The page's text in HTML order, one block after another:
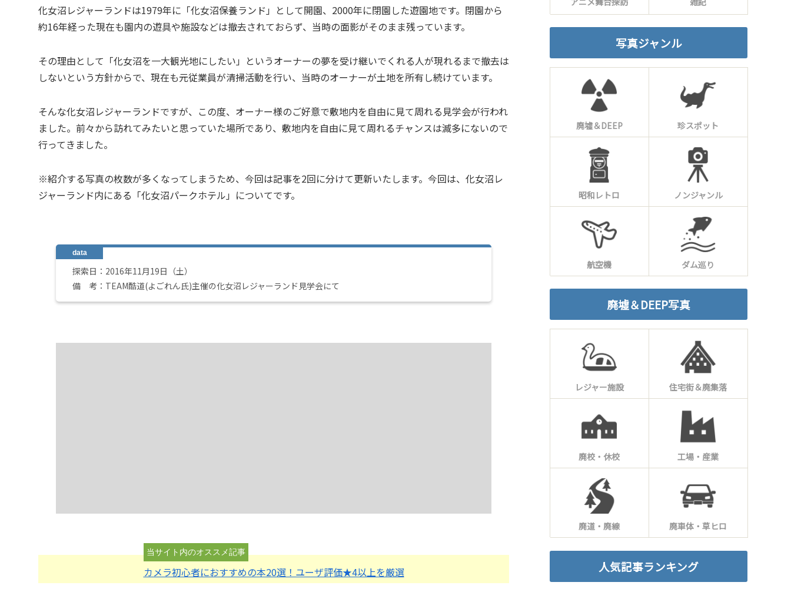
化女沼レジャーランドは1979年に「化女沼保養ランド」として開園、2000年に閉園した遊園地です。閉園から
約16年経った現在も園内の遊具や施設などは撤去されておらず、当時の面影がそのまま残っています。
その理由として「化女沼を一大観光地にしたい」というオーナーの夢を受け継いでくれる人が現れるまで撤去は
しないという方針からで、現在も元従業員が清掃活動を行い、当時のオーナーが土地を所有し続けています。
そんな化女沼レジャーランドですが、この度、オーナー様のご好意で敷地内を自由に見て周れる見学会が行われ
ました。前々から訪れてみたいと思っていた場所であり、敷地内を自由に見て周れるチャンスは滅多にないので
行ってきました。
※紹介する写真の枚数が多くなってしまうため、今回は記事を2回に分けて更新いたします。今回は、化女沼レ
ジャーランド内にある「化女沼パークホテル」についてです。
探索日：2016年11月19日（土）
備 考：TEAM酷道(よごれん氏)主催の化女沼レジャーランド見学会にて
カメラ初心者におすすめの本20選！ユーザ評価★4以上を厳選
写真ジャンル
廃墟＆DEEP 珍スポット
昭和レトロ ノンジャンル
航空機 ダム巡り
廃墟＆DEEP写真
レジャー施設 住宅街＆廃集落
廃校・休校 工場・産業
廃道・廃線 廃車体・草ヒロ
人気記事ランキング